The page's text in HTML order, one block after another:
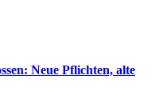
Neue Pflichten, alte